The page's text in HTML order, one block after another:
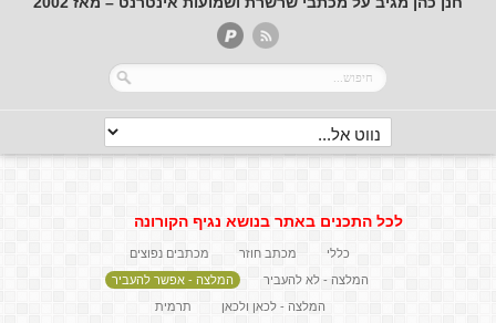
לכל התכנים באתר בנושא נגיף הקורונה
כללי מכתב חוזר
מכתבים נפוצים
המלצה - לא להעביר
המלצה - אפשר להעביר
המלצה - לכאן ולכאן
תרמית